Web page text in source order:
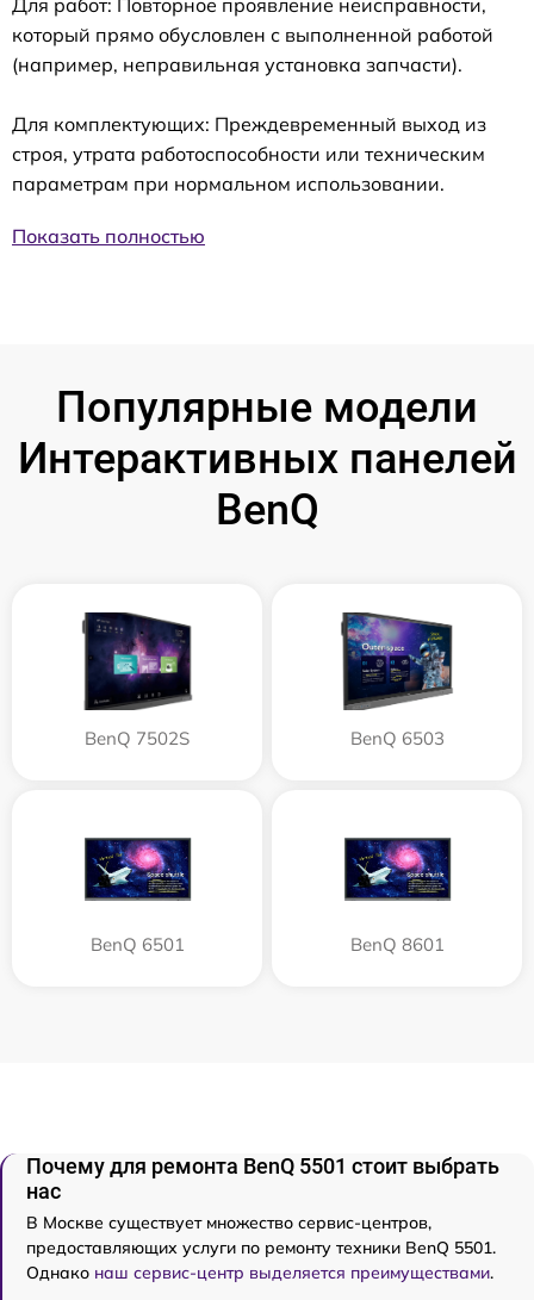
Для работ: Повторное проявление неисправности,
который прямо обусловлен с выполненной работой
(например, неправильная установка запчасти).
Для комплектующих: Преждевременный выход из
строя, утрата работоспособности или техническим
параметрам при нормальном использовании.
Показать полностью
Популярные модели
Интерактивных панелей
BenQ
BenQ 7502S BenQ 6503
BenQ 6501 BenQ 8601
Почему для ремонта BenQ 5501 стоит выбрать
нас
В Москве существует множество сервис-центров,
предоставляющих услуги по ремонту техники BenQ 5501.
Однако наш сервис-центр выделяется преимуществами.